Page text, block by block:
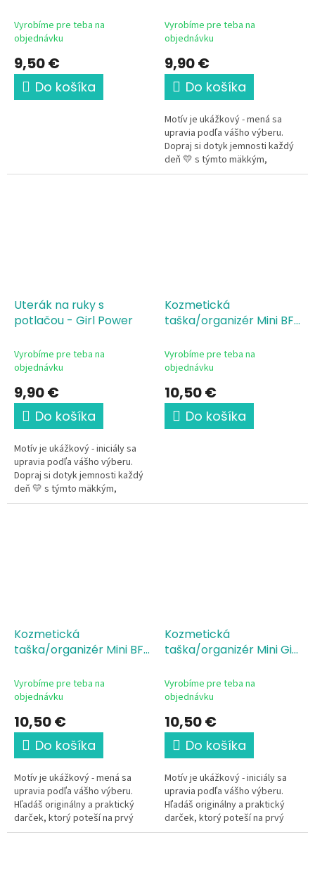
Vyrobíme pre teba na
objednávku
9,50 €
Do košíka
Vyrobíme pre teba na
objednávku
9,90 €
Do košíka
Motív je ukážkový - mená sa
upravia podľa vášho výberu.
Dopraj si dotyk jemnosti každý
deň 💛 s týmto mäkkým,
príjemným uterákom s jemným
Uterák na ruky s
potlačou - Girl Power
Vyrobíme pre teba na
objednávku
9,90 €
Do košíka
Motív je ukážkový - iniciály sa
upravia podľa vášho výberu.
Dopraj si dotyk jemnosti každý
deň 💛 s týmto mäkkým,
príjemným uterákom
Kozmetická
taška/organizér Mini BFF
Vyrobíme pre teba na
objednávku
10,50 €
Do košíka
Kozmetická
taška/organizér Mini BFF
Vyrobíme pre teba na
objednávku
10,50 €
Do košíka
Motív je ukážkový - mená sa
upravia podľa vášho výberu.
Hľadáš originálny a praktický
darček, ktorý poteší na prvý
pohľad? Táto elegantná
Kozmetická
taška/organizér Mini Girl
Vyrobíme pre teba na
objednávku
10,50 €
Do košíka
Motív je ukážkový - iniciály sa
upravia podľa vášho výberu.
Hľadáš originálny a praktický
darček, ktorý poteší na prvý
pohľad? Táto elegantná